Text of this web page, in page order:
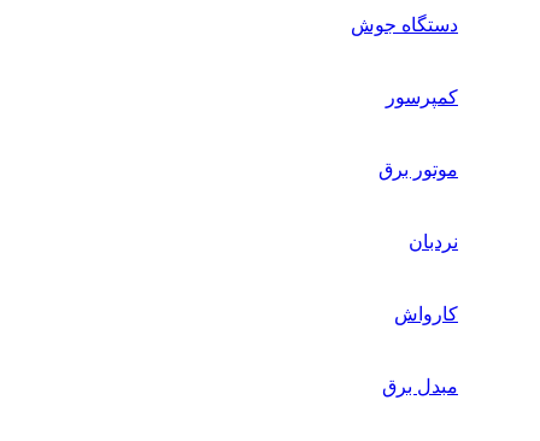
دستگاه جوش
کمپرسور
موتور برق
نردبان
کارواش
مبدل برق